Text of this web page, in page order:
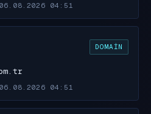
06.08.2026 04:51
DOMAIN
06.08.2026 04:51